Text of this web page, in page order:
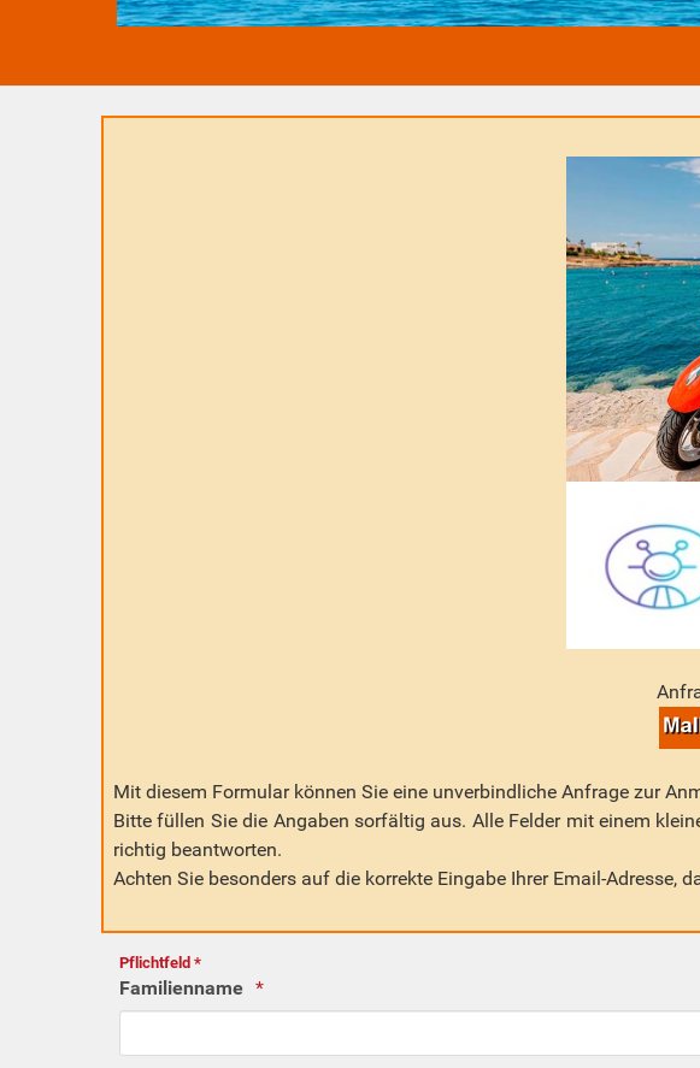
Mit diesem Formular können Sie eine unverbindliche Anfrage zur
Bitte füllen Sie die Angaben sorfältig aus. Alle Felder mit einem
richtig beantworten.
Achten Sie besonders auf die korrekte Eingabe Ihrer Email-
Pflichtfeld *
Familienname